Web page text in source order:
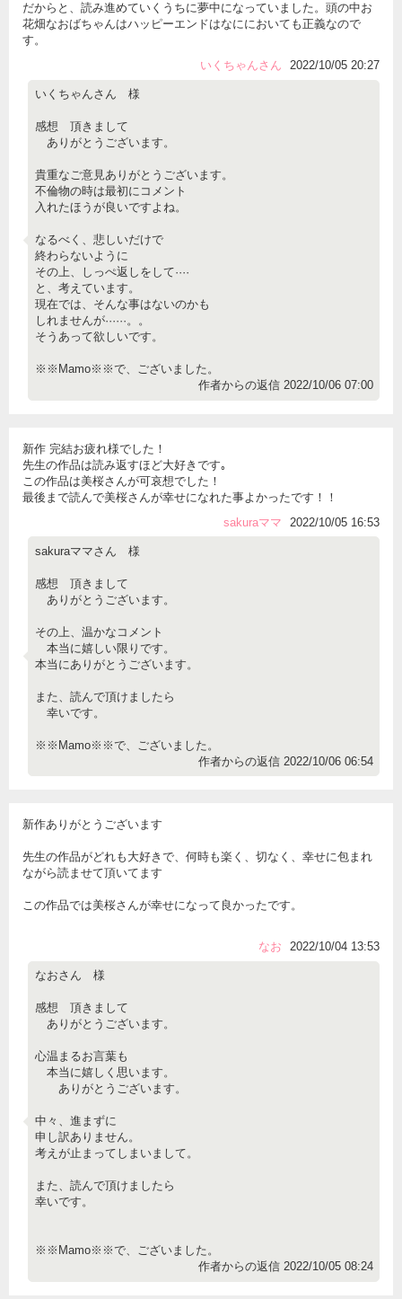
だからと、読み進めていくうちに夢中になっていました。頭の中お
花畑なおばちゃんはハッピーエンドはなににおいても正義なので
す。
いくちゃんさん
2022/10/05 20:27
いくちゃんさん 様
感想 頂きまして
ありがとうございます。
貴重なご意見ありがとうございます。
不倫物の時は最初にコメント
入れたほうが良いですよね。
なるべく、悲しいだけで
終わらないように
その上、しっぺ返しをして····
と、考えています。
現在では、そんな事はないのかも
しれませんが······。。
そうあって欲しいです。
※※Mamo※※で、ございました。
作者からの返信 2022/10/06 07:00
新作 完結お疲れ様でした！
先生の作品は読み返すほど大好きです｡
この作品は美桜さんが可哀想でした！
最後まで読んで美桜さんが幸せになれた事よかったです！！
sakuraママ
2022/10/05 16:53
sakuraママさん 様
感想 頂きまして
ありがとうございます。
その上、温かなコメント
本当に嬉しい限りです。
本当にありがとうございます。
また、読んで頂けましたら
幸いです。
※※Mamo※※で、ございました。
作者からの返信 2022/10/06 06:54
新作ありがとうございます
先生の作品がどれも大好きで、何時も楽く、切なく、幸せに包まれ
ながら読ませて頂いてます
この作品では美桜さんが幸せになって良かったです。
なお 2022/10/04 13:53
なおさん 様
感想 頂きまして
ありがとうございます。
心温まるお言葉も
本当に嬉しく思います。
ありがとうございます。
中々、進まずに
申し訳ありません。
考えが止まってしまいまして。
また、読んで頂けましたら
幸いです。
※※Mamo※※で、ございました。
作者からの返信 2022/10/05 08:24